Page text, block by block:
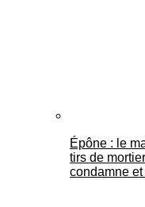
Épône : le
tirs de
condamne